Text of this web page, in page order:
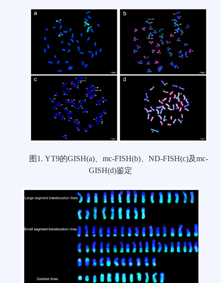
图1. YT9的GISH(a)、mc-FISH(b)、ND-FISH(c)及mc-
GISH(d)鉴定